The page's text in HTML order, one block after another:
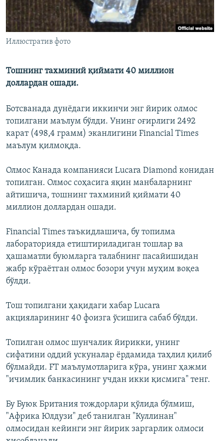
Иллюстратив фото
Тошнинг тахминий қиймати 40 миллион
доллардан ошади.
Ботсванада дунёдаги иккинчи энг йирик олмос
топилгани маълум бўлди. Унинг оғирлиги 2492
карат (498,4 грамм) эканлигини Financial Times
маълум қилмоқда.
Олмос Канада компанияси Lucara Diamond конидан
топилган. Олмос соҳасига яқин манбаларнинг
айтишича, тошнинг тахминий қиймати 40
миллион доллардан ошади.
Financial Times таъкидлашича, бу топилма
лабораторияда етиштириладиган тошлар ва
ҳашаматли буюмларга талабнинг пасайишидан
жабр кўраётган олмос бозори учун муҳим воқеа
бўлди.
Тош топилгани ҳақидаги хабар Lucara
акцияларининг 40 фоизга ўсишига сабаб бўлди.
Топилган олмос шунчалик йирикки, унинг
сифатини оддий ускуналар ёрдамида таҳлил қилиб
бўлмайди. FT маълумотларига кўра, унинг ҳажми
"ичимлик банкасининг учдан икки қисмига" тенг.
Бу Буюк Британия тождорлари қўлида бўлмиш,
"Африка Юлдузи" деб танилган "Куллинан"
олмосидан кейинги энг йирик заргарлик олмоси